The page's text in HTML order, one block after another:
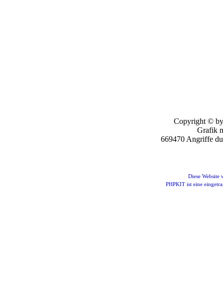
Copyright © by
Grafik
669470 Angriffe
Diese Website
PHPKIT ist eine